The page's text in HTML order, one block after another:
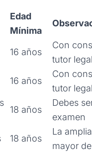
Edad
Mínima
16 años
Con
tutor legal
16 años
Con
tutor legal
18 años
Debes
examen
18 años
La
mayor